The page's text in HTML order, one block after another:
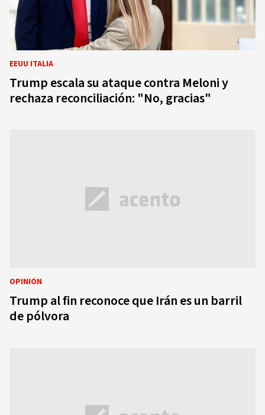
EEUU ITALIA
Trump escala su ataque contra Meloni y
rechaza reconciliación: "No, gracias"
OPINIÓN
Trump al fin reconoce que Irán es un barril
de pólvora